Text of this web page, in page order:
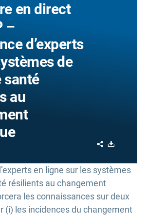
en direct
–
d’experts
de
santé
au
Share
en ligne sur les systèmes
résilients au changement
les connaissances sur deux
(i) les incidences du changement